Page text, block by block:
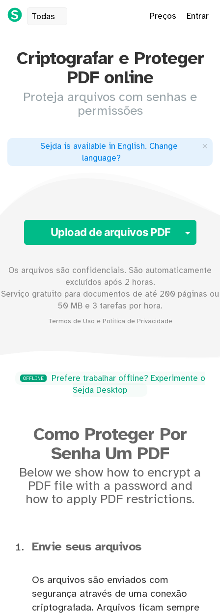
Todas Preços Entrar
Criptografar e Proteger
PDF online
Proteja arquivos com senhas e
permissões
Sejda is available in English. Change
language?
×
Upload de arquivos PDF
Os arquivos são confidenciais. São automaticamente
excluídos após 2 horas.
Serviço gratuito para documentos de até 200 páginas ou
50 MB e 3 tarefas por hora.
Termos de Uso e Política de Privacidade
OFFLINE
Prefere trabalhar offline? Experimente o
Sejda Desktop
Como Proteger Por
Senha Um PDF
Below we show how to encrypt a
PDF file with a password and
how to apply PDF restrictions.
Envie seus arquivos
Os arquivos são enviados com
segurança através de uma conexão
criptografada. Arquivos ficam sempre